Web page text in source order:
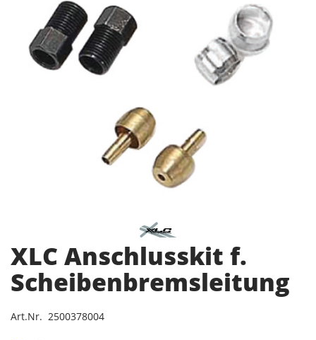
XLC Anschlusskit f.
Scheibenbremsleitung
Art.Nr. 2500378004